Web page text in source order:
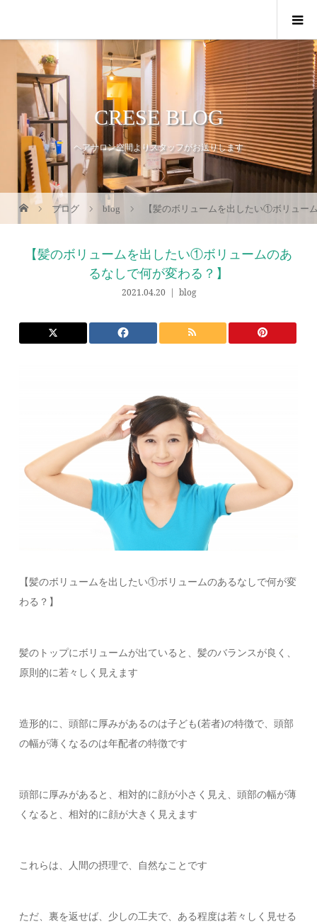
CRESE BLOG
ヘアサロン空間よりスタッフがお送りします
ブログ blog 【髪のボリュームを出したい①ボリュー
【髪のボリュームを出したい①ボリュームのあ
るなしで何が変わる？】
2021.04.20 blog
【髪のボリュームを出したい①ボリュームのあるなしで何が変
わる？】
髪のトップにボリュームが出ていると、髪のバランスが良く、
原則的に若々しく見えます
造形的に、頭部に厚みがあるのは子ども(若者)の特徴で、頭部
の幅が薄くなるのは年配者の特徴です
頭部に厚みがあると、相対的に顔が小さく見え、頭部の幅が薄
くなると、相対的に顔が大きく見えます
これらは、人間の摂理で、自然なことです
ただ、裏を返せば、少しの工夫で、ある程度は若々しく見せる